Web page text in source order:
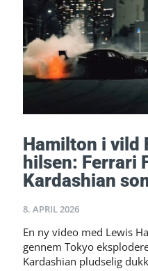
Hamilton i vild
hilsen: Ferrari
Kardashian
8. APRIL 2026
En ny video med Lewis
gennem Tokyo
Kardashian pludselig